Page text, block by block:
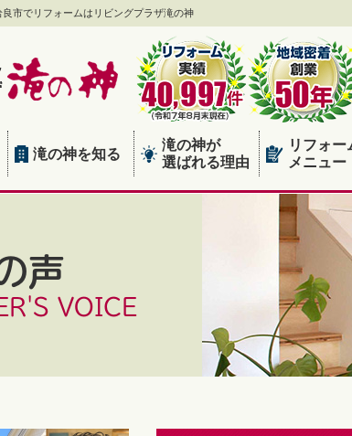
市でリフォームはリビングプラザ滝の神
滝の神を知る
滝の神が
選ばれる理由
リフォー
メニュー
声
VOICE